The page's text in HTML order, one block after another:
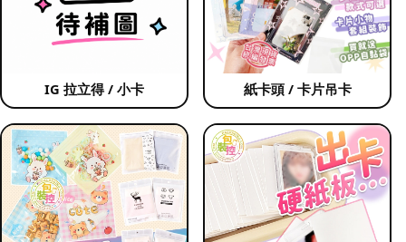
IG 拉立得 / 小卡 紙卡頭 / 卡片吊卡